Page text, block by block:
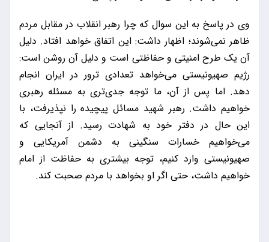
وی در پاسخ به این سوال که چرا رهبر انقلاب در مقابل مردم
ظاهر نمی‌شوند؛ اظهار داشت: این اتفاق خواهد افتاد. دلیل
آن یک طرح امنیتی و حفاظتی است و دلیل آن روشن است:
رژیم صهیونیستی می‌خواهد تعدادی ترور در ایران انجام
دهد. اما پس از آن، ما توجه جدی‌تری به مسئله رهبری
خواهیم داشت. رهبر شهید مسائل پیچیده را نپذیرفت، با
این حال در دفتر خود به شهادت رسید. از آنجایی که
می‌خواهیم خسارات سنگینی به دشمن آمریکایی و
صهیونیستی وارد کنیم، توجه بیشتری به حفاظت از امام
خواهیم داشت، حتی اگر او بخواهد با مردم صحبت کند.